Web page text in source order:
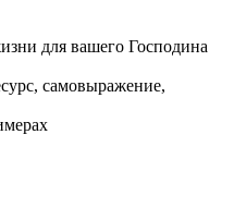
для вашего Господина
самовыражение,